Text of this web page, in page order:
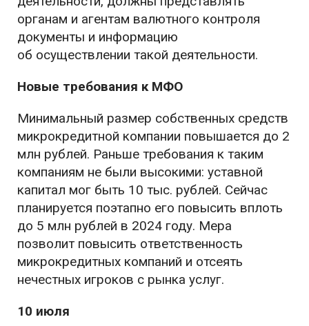
органам и агентам валютного контроля
документы и информацию
об осуществлении такой деятельности.
Новые требования к МФО
Минимальный размер собственных средств
микрокредитной компании повышается до 2
млн рублей. Раньше требования к таким
компаниям не были высокими: уставной
капитал мог быть 10 тыс. рублей. Сейчас
планируется поэтапно его повысить вплоть
до 5 млн рублей в 2024 году. Мера
позволит повысить ответственность
микрокредитных компаний и отсеять
нечестных игроков с рынка услуг.
10 июля